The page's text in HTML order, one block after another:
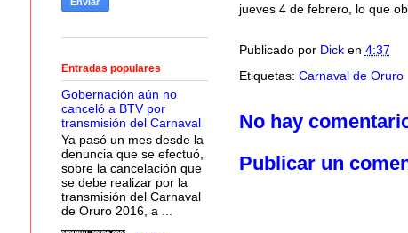
jueves 4 de febrero, lo que
Publicado por Dick en 4:37
Etiquetas: Carnaval de Oruro
No hay
Publicar un
Entradas populares
Gobernación aún no
canceló a BTV por
transmisión del Carnaval
Ya pasó un mes desde la
denuncia que se efectuó,
sobre la cancelación que
se debe realizar por la
transmisión del Carnaval
de Oruro 2016, a ...